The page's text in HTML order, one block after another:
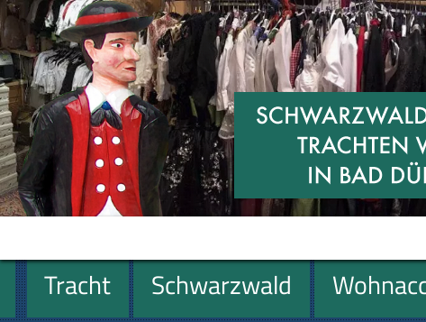
Tracht Schwarzwald